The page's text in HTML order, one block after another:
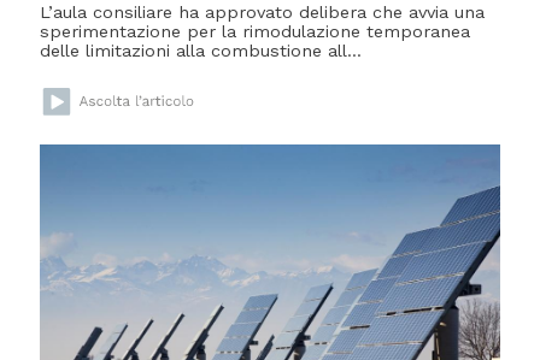
L’aula consiliare ha approvato delibera che avvia una
sperimentazione per la rimodulazione temporanea
delle limitazioni alla combustione all...